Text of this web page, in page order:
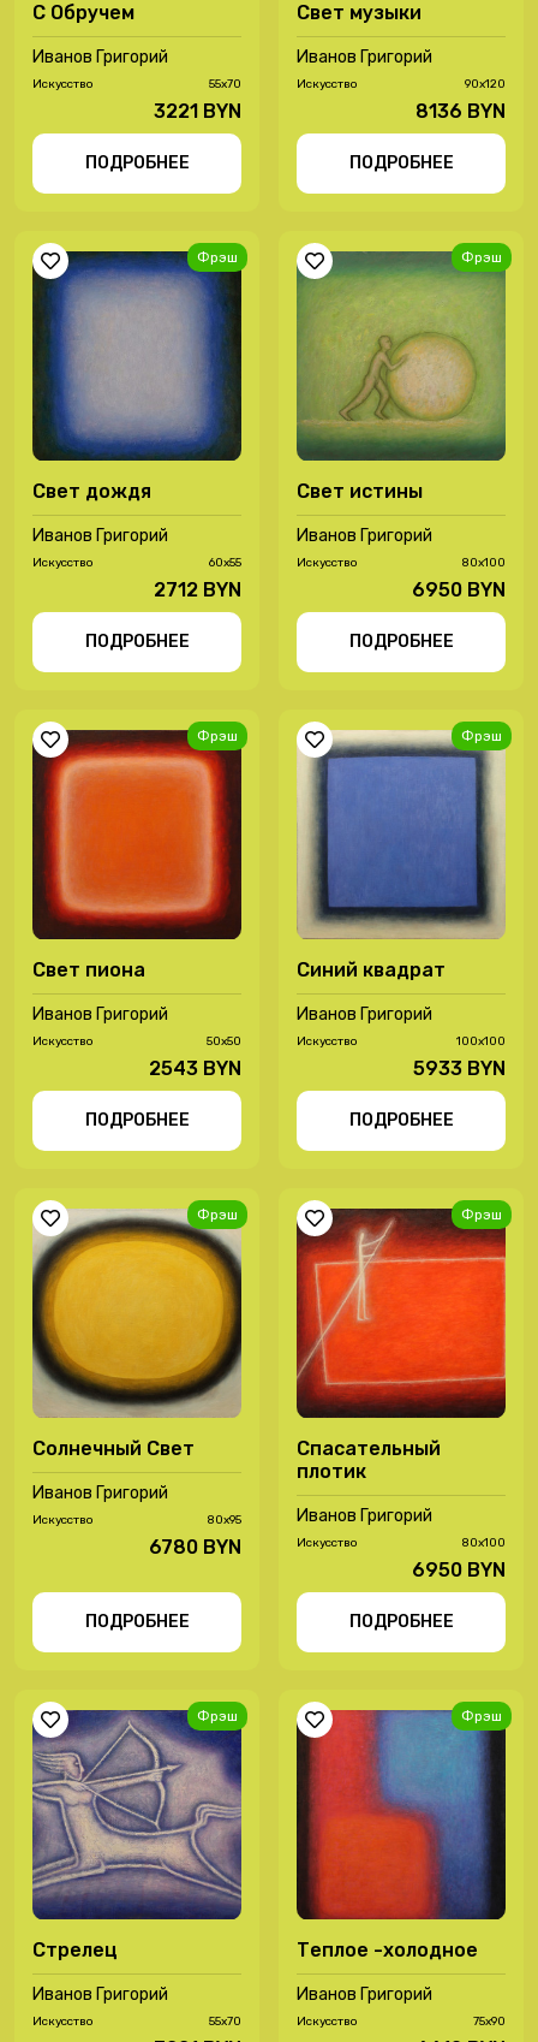
С Обручем
Иванов Григорий
Иcкусство 55х70
3221 BYN
ПОДРОБНЕЕ
Свет музыки
Иванов Григорий
Иcкусство 90х120
8136 BYN
ПОДРОБНЕЕ
Фрэш
Свет дождя
Иванов Григорий
Иcкусство 60х55
2712 BYN
ПОДРОБНЕЕ
Фрэш
Свет истины
Иванов Григорий
Иcкусство 80х100
6950 BYN
ПОДРОБНЕЕ
Фрэш
Свет пиона
Иванов Григорий
Иcкусство 50х50
2543 BYN
ПОДРОБНЕЕ
Фрэш
Синий квадрат
Иванов Григорий
Иcкусство 100х100
5933 BYN
ПОДРОБНЕЕ
Фрэш
Солнечный Свет
Иванов Григорий
Иcкусство 80х95
6780 BYN
ПОДРОБНЕЕ
Фрэш
Спасательный
плотик
Иванов Григорий
Иcкусство 80х100
6950 BYN
ПОДРОБНЕЕ
Фрэш
Стрелец
Иванов Григорий
Иcкусство 55х70
Фрэш
Теплое -холодное
Иванов Григорий
Иcкусство 75х90